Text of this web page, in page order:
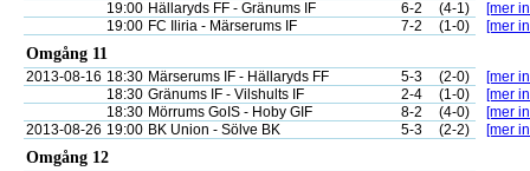
19:00 Hällaryds FF - Gränums IF 6-2 (4-1)
[mer
19:00 FC Iliria - Märserums IF 7-2 (1-0) [mer
Omgång 11
2013-08-16 18:30 Märserums IF - Hällaryds FF 5-3 (2-0)
[mer
18:30 Gränums IF - Vilshults IF 2-4 (1-0)
[mer
18:30 Mörrums GoIS - Hoby GIF 8-2 (4-0)
[mer
2013-08-26 19:00 BK Union - Sölve BK 5-3 (2-2) [mer
Omgång 12